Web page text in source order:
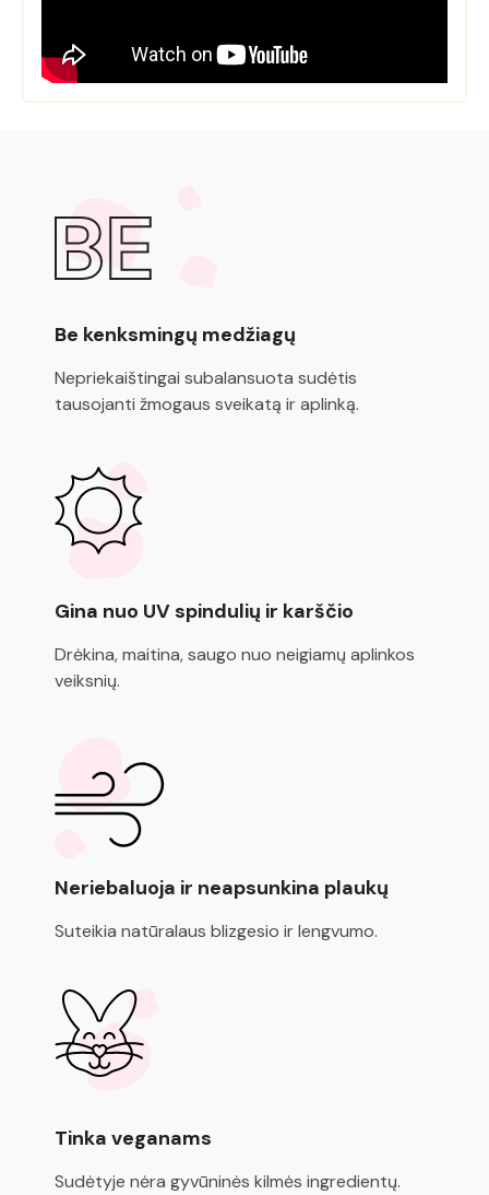
Be kenksmingų medžiagų
Nepriekaištingai subalansuota sudėtis
tausojanti žmogaus sveikatą ir aplinką.
Gina nuo UV spindulių ir karščio
Drėkina, maitina, saugo nuo neigiamų aplinkos
veiksnių.
Neriebaluoja ir neapsunkina plaukų
Suteikia natūralaus blizgesio ir lengvumo.
Tinka veganams
Sudėtyje nėra gyvūninės kilmės ingredientų.